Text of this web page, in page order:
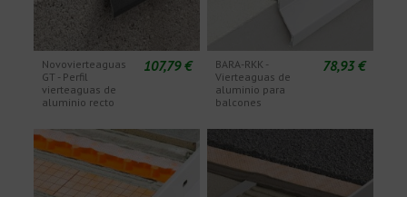
Novovierteaguas
GT - Perfil
vierteaguas de
aluminio recto
107,79 €
BARA-RKK -
Vierteaguas de
aluminio para
balcones
78,93 €